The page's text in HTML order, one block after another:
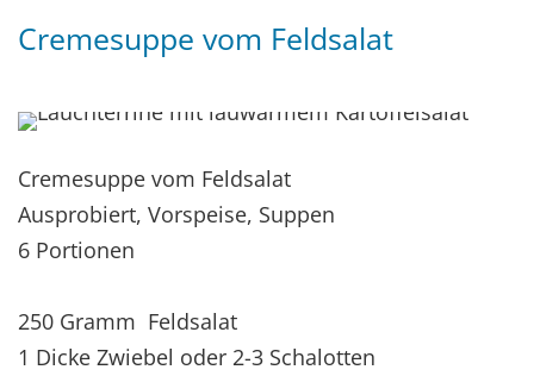
Cremesuppe vom Feldsalat
Cremesuppe vom Feldsalat
Ausprobiert, Vorspeise, Suppen
6 Portionen
250 Gramm Feldsalat
1 Dicke Zwiebel oder 2-3 Schalotten